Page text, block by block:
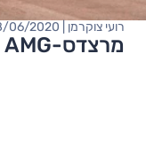
מרצדס-E63 AMG עושה בוטוקס
רועי צוקרמן | 18/06/2020